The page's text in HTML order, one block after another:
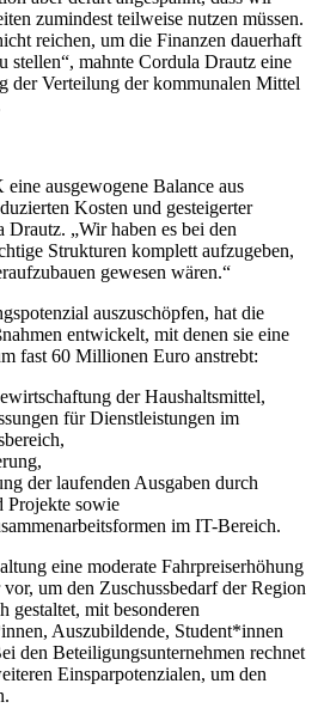
zumindest teilweise nutzen müssen.
reichen, um die Finanzen dauerhaft
stellen“, mahnte Cordula Drautz eine
der Verteilung der kommunalen Mittel
eine ausgewogene Balance aus
Kosten und gesteigerter
„Wir haben es bei den
Strukturen komplett aufzugeben,
gewesen wären.“
auszuschöpfen, hat die
entwickelt, mit denen sie eine
fast 60 Millionen Euro anstrebt:
der Haushaltsmittel,
für Dienstleistungen im
der laufenden Ausgaben durch
Projekte sowie
im IT-Bereich.
eine moderate Fahrpreiserhöhung
um den Zuschussbedarf der Region
gestaltet, mit besonderen
Auszubildende, Student*innen
den Beteiligungsunternehmen rechnet
Einsparpotenzialen, um den